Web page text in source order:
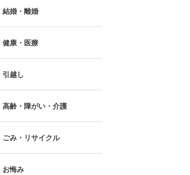
結婚・離婚
健康・医療
引越し
高齢・障がい・介護
ごみ・リサイクル
お悔み